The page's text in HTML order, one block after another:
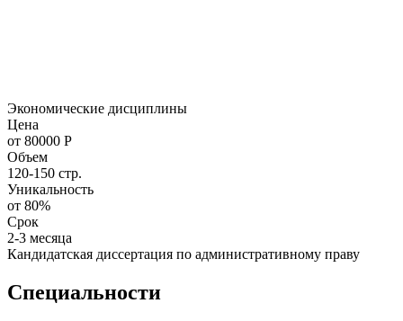
Экономические дисциплины
Цена
от 80000 Р
Объем
120-150 стр.
Уникальность
от 80%
Срок
2-3 месяца
Кандидатская диссертация по административному праву
Специальности